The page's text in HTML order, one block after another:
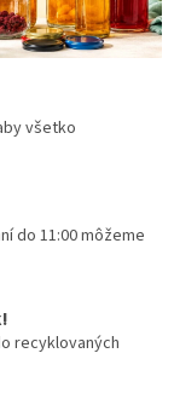
všetko
do 11:00 môžeme
recyklovaných